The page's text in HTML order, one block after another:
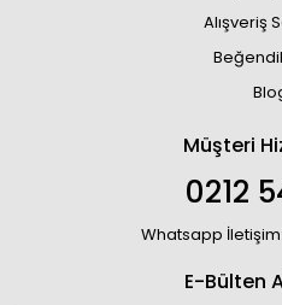
Alışveriş
Müşteri
0212
Whatsapp
E-Bülten